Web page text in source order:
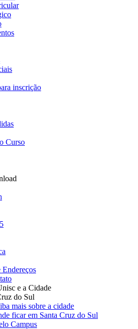
inscrição
Curso
Endereços
e a Cidade
do Sul
mais sobre a cidade
ficar em Santa Cruz do Sul
Campus